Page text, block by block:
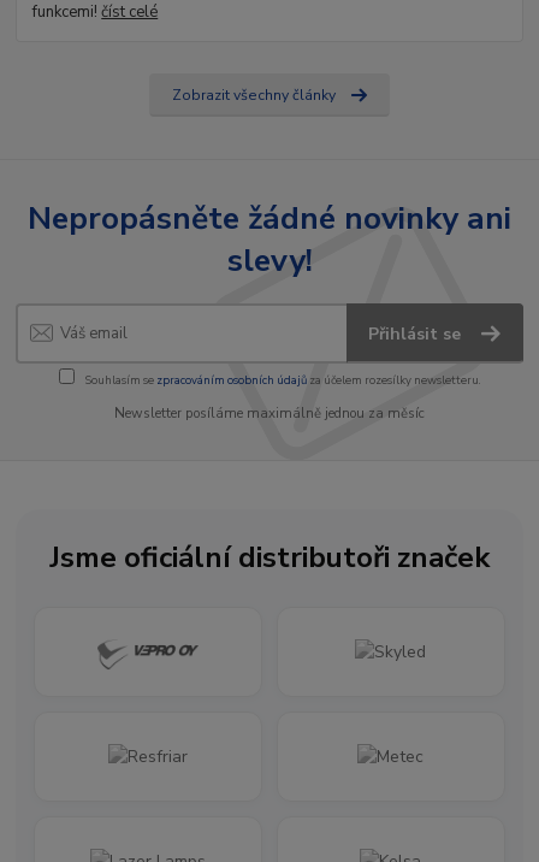
funkcemi!číst celé
Zobrazit všechny články
Nepropásněte žádné novinky ani
slevy!
Přihlásit se
Souhlasím se zpracováním osobních údajůza účelem rozesílky newsletteru.
Newsletter posíláme maximálně jednou za měsíc
Jsme oficiální distributoři značek